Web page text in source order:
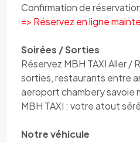
Confirmation de
=> Réservez en ligne
Soirées / Sorties
Réservez MBH TAXI Aller /
sorties, restaurants entre
aeroport chambery savoie
MBH TAXI : votre atout
Notre véhicule